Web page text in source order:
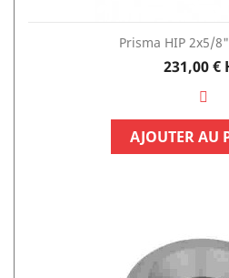
Prisma HIP 2x5/
231,00 €
AJOUTER AU